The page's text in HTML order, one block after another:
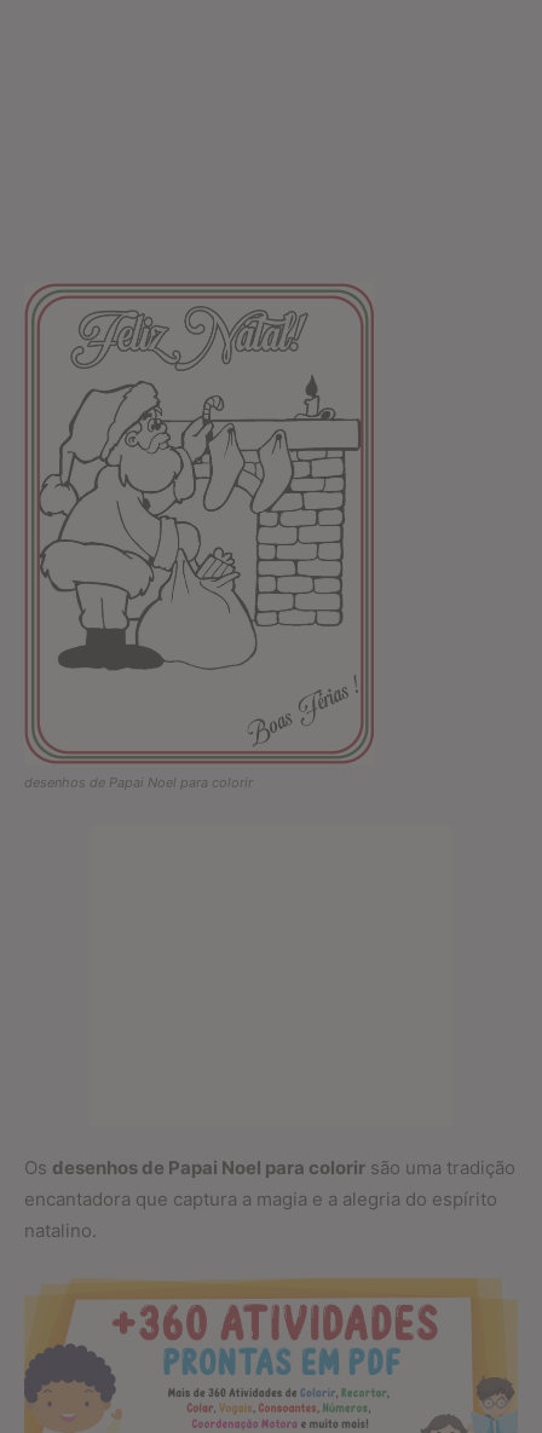
desenhos de Papai Noel para colorir
Os desenhos de Papai Noel para colorir são uma tradição
encantadora que captura a magia e a alegria do espírito
natalino.